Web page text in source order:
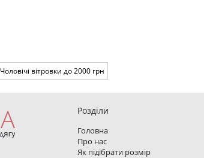
Чоловічі вітровки до 2000 грн
Розділи
Головна
Про нас
Як підібрати розмір